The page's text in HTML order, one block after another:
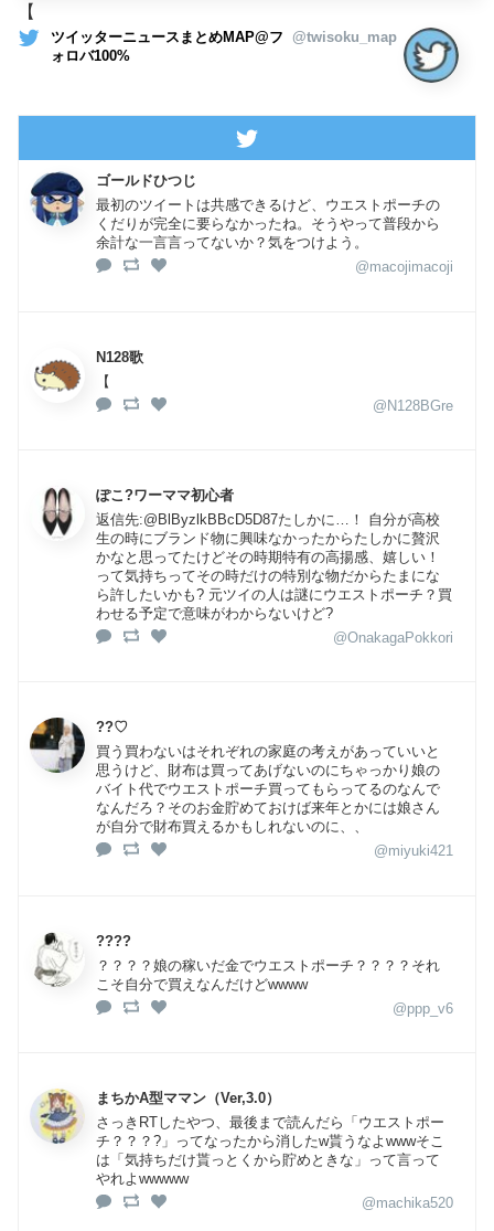
【
ツイッターニュースまとめMAP@フ
ォロバ100%
@twisoku_map
ゴールドひつじ
最初のツイートは共感できるけど、ウエストポーチの
くだりが完全に要らなかったね。そうやって普段から
余計な一言言ってないか？気をつけよう。
@macojimacoji
N128歌
【
@N128BGre
ぽこ?ワーママ初心者
返信先:@BlByzlkBBcD5D87たしかに…！ 自分が高校
生の時にブランド物に興味なかったからたしかに贅沢
かなと思ってたけどその時期特有の高揚感、嬉しい！
って気持ちってその時だけの特別な物だからたまにな
ら許したいかも? 元ツイの人は謎にウエストポーチ？買
わせる予定で意味がわからないけど?
@OnakagaPokkori
??♡
買う買わないはそれぞれの家庭の考えがあっていいと
思うけど、財布は買ってあげないのにちゃっかり娘の
バイト代でウエストポーチ買ってもらってるのなんで
なんだろ？そのお金貯めておけば来年とかには娘さん
が自分で財布買えるかもしれないのに、、
@miyuki421
????
？？？？娘の稼いだ金でウエストポーチ？？？？それ
こそ自分で買えなんだけどwwww
@ppp_v6
まちかA型ママン（Ver,3.0）
さっきRTしたやつ、最後まで読んだら「ウエストポー
チ？？？?」ってなったから消したw貰うなよwwwそこ
は「気持ちだけ貰っとくから貯めときな」って言って
やれよwwwww
@machika520